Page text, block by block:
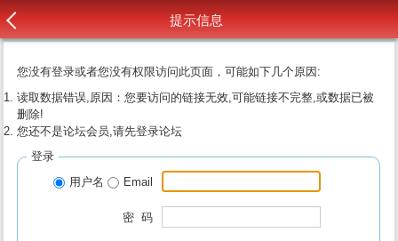
提示信息
您没有登录或者您没有权限访问此页面，可能如下几个原因:
读取数据错误,原因：您要访问的链接无效,可能链接不完整,或数据已被
删除!
您还不是论坛会员,请先登录论坛
登录
用户名
Email
密 码